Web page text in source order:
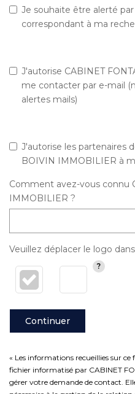
Je souhaite être alerté
correspondant à ma
J'autorise CABINET
me contacter par e-mail
alertes mails)
J'autorise les partenaires
BOIVIN IMMOBILIER à
Comment avez-vous connu
IMMOBILIER ?
Veuillez déplacer le logo
Continuer
« Les informations recueillies sur
fichier informatisé par CABINET
gérer votre demande de contact.